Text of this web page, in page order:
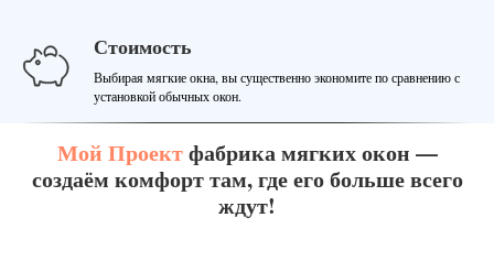
Стоимость
Выбирая мягкие окна, вы существенно экономите по сравнению с
установкой обычных окон.
Мой Проектфабрика мягких окон —
создаём комфорт там, где его больше всего
ждут!